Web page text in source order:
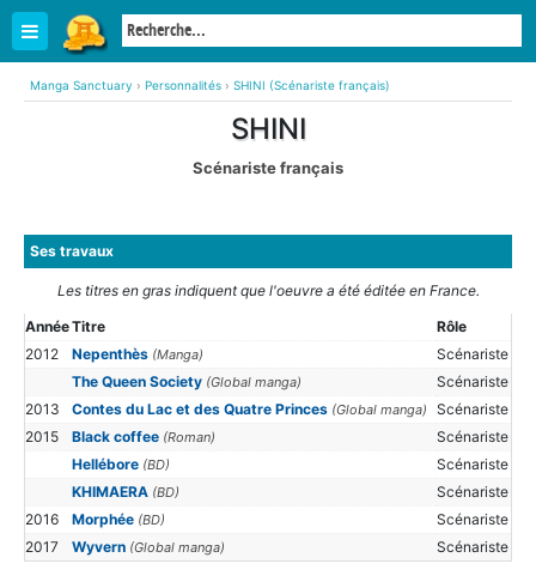
Manga Sanctuary › Personnalités › SHINI (Scénariste français)
SHINI
Scénariste français
Ses travaux
Les titres en gras indiquent que l'oeuvre a été éditée en France.
AnnéeTitre
Rôle
2012
Nepenthès (Manga)
Scénariste
The Queen Society (Global manga)
Scénariste
2013
Contes du Lac et des Quatre Princes (Global manga)
Scénariste
2015
Black coffee (Roman)
Scénariste
Hellébore (BD)
Scénariste
KHIMAERA (BD)
Scénariste
2016
Morphée (BD)
Scénariste
2017
Wyvern (Global manga) Scénariste